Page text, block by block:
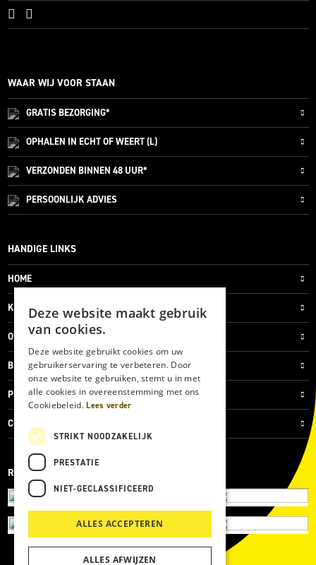
WAAR WIJ VOOR STAAN
GRATISBEZORGING*
OPHALEN IN ECHT OF WEERT (L)
VERZONDEN BINNEN 48 UUR*
PERSOONLIJKADVIES
HANDIGE LINKS
HOME
KLANTENSERVICE
OVER ONS
BLOG
PRIVACYVERKLARING
COOKIES
REVIEWMERK
Deze website maakt gebruik
van cookies.
Deze website gebruikt cookies om uw
gebruikerservaring te verbeteren. Door
onze website te gebruiken, stemt u in met
alle cookies in overeenstemming met ons
Cookiebeleid.Lees verder
STRIKT NOODZAKELIJK
PRESTATIE
NIET-GECLASSIFICEERD
ALLES ACCEPTEREN
ALLES AFWIJZEN